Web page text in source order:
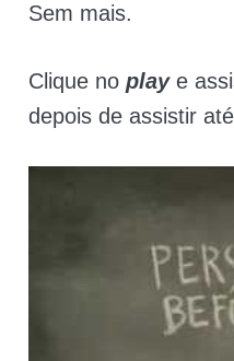
Sem mais.
Clique no playe
depois de assistir